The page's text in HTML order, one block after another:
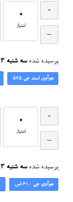
0
امتیاز
پرسیده شده سه شنبه ۳ تیر ۱۳۹۳
هوآوی اسند جی ۵۲۵
0
امتیاز
پرسیده شده سه شنبه ۳ تیر ۱۳۹۳
هوآوی جی ۶۱۰ اس